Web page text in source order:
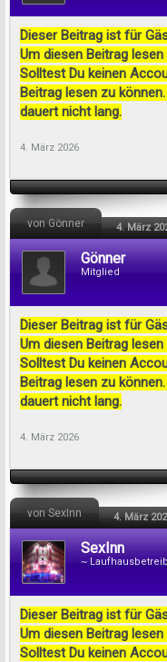
Dieser Beitrag ist für
Um diesen Beitrag
Solltest Du keinen
Beitrag lesen zu
dauert nicht lang.
4. März 2026
von Gönner 4. März
Gönner
Mitglied
Dieser Beitrag ist für
Um diesen Beitrag
Solltest Du keinen
Beitrag lesen zu
dauert nicht lang.
4. März 2026
von SexInn 4. März
SexInn
~
Dieser Beitrag ist für
Um diesen Beitrag
Solltest Du keinen